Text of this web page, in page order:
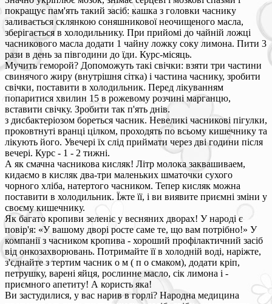
покращує пам'ять такий засіб: кашка з головки часнику
заливається склянкою соняшникової неочищеного масла,
зберігається в холодильнику. При прийомі до чайній ложці
часникового масла додати 1 чайну ложку соку лимона. Пити 3
рази в день за півгодини до їди. Курс-місяць.
Мучить геморой? Допоможуть такі свічки: взяти три частини
свинячого жиру (внутрішня сітка) і частина часнику, зробити
свічки, поставити в холодильник. Перед лікуванням
попаритися хвилин 15 в рожевому розчині марганцю,
вставити свічку. Зробити так п'ять днів.
з дисбактеріозом бореться часник. Невеликі часникові пігулки,
проковтнуті вранці цілком, проходять по всьому кишечнику та
лікують його. Увечері їх слід приймати через дві години після
вечері. Курс - 1 - 2 тижні.
А як смачна часникова кисляк! Літр молока заквашиваем,
кидаємо в кисляк два-три маленьких шматочки сухого
чорного хліба, натертого часником. Тепер кисляк можна
поставити в холодильник. Їжте її, і ви виявите приємні зміни у
своєму кишечнику.
Як багато кропиви зеленіє у весняних дворах! У народі є
повір'я: «У вашому дворі росте саме те, що вам потрібно!» У
компанії з часником кропива - хороший профілактичний засіб
від онкозахворювань. Потримайте її в холодній воді, наріжте,
з'єднайте з тертим часник о м ( п о смаком), додати кріп,
петрушку, варені яйця, рослинне масло, сік лимона і -
приємного апетиту! А користь яка!
Ви застудилися, у вас нарив в горлі? Народна медицина